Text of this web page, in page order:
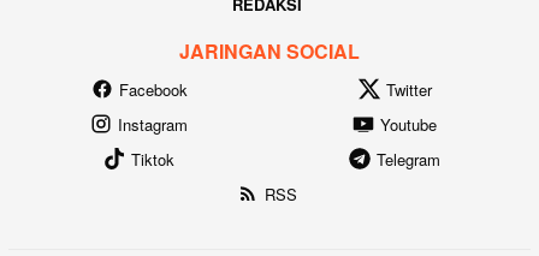
JARINGAN SOCIAL
Facebook
Twitter
Instagram
Youtube
Tiktok
Telegram
RSS